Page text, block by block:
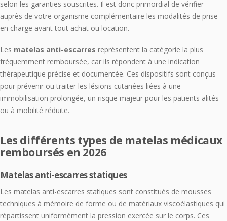
selon les garanties souscrites. Il est donc primordial de vérifier
auprès de votre organisme complémentaire les modalités de prise
en charge avant tout achat ou location.
Les matelas anti-escarres représentent la catégorie la plus
fréquemment remboursée, car ils répondent à une indication
thérapeutique précise et documentée. Ces dispositifs sont conçus
pour prévenir ou traiter les lésions cutanées liées à une
immobilisation prolongée, un risque majeur pour les patients alités
ou à mobilité réduite.
Les différents types de matelas médicaux
remboursés en 2026
Matelas anti-escarres statiques
Les matelas anti-escarres statiques sont constitués de mousses
techniques à mémoire de forme ou de matériaux viscoélastiques qui
répartissent uniformément la pression exercée sur le corps. Ces